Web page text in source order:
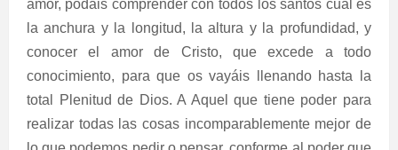
amor, podáis comprender con todos los santos cuál es
la anchura y la longitud, la altura y la profundidad, y
conocer el amor de Cristo, que excede a todo
conocimiento, para que os vayáis llenando hasta la
total Plenitud de Dios. A Aquel que tiene poder para
realizar todas las cosas incomparablemente mejor de